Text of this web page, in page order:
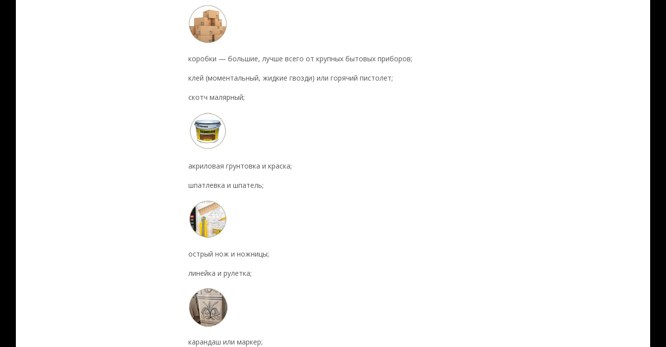
коробки — большие, лучше всего от крупных бытовых приборов;
клей (моментальный, жидкие гвозди) или горячий пистолет;
скотч малярный;
акриловая грунтовка и краска;
шпатлевка и шпатель;
острый нож и ножницы;
линейка и рулетка;
карандаш или маркер;